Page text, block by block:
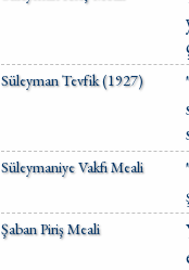
Süleyman Tevfik (1927)
Süleymaniye Vakfı Meali
Şaban Piriş Meali